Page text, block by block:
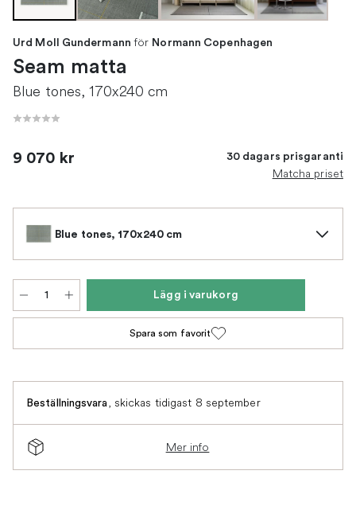
Urd Moll Gundermann för Normann Copenhagen
Seam matta
Blue tones, 170x240 cm
9 070 kr 30 dagars prisgaranti
Matcha priset
Blue tones, 170x240 cm
Lägg i varukorg
Spara som favorit
Beställningsvara, skickas tidigast 8 september
Mer info